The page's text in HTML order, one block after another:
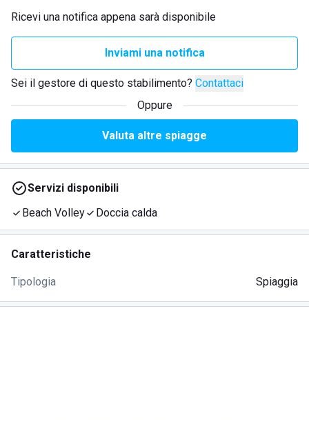
Ricevi una notifica appena sarà disponibile
Inviami una notifica
Sei il gestore di questo stabilimento? Contattaci
Oppure
Valuta altre spiagge
Servizi disponibili
Beach Volley
Doccia calda
Caratteristiche
Tipologia Spiaggia